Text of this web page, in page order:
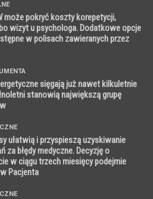
może pokryć koszty korepetycji,
wizyt u psychologa. Dodatkowe opcje
w polisach zawieranych przez
sięgają już nawet kilkuletnie
stanowią największą grupę
ułatwią i przyspieszą uzyskiwanie
za błędy medyczne. Decyzję o
w ciągu trzech miesięcy podejmie
Pacjenta